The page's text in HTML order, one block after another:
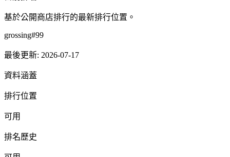
基於公開商店排行的最新排行位置。
grossing#99
最後更新: 2026-07-17
資料涵蓋
排行位置
可用
排名歷史